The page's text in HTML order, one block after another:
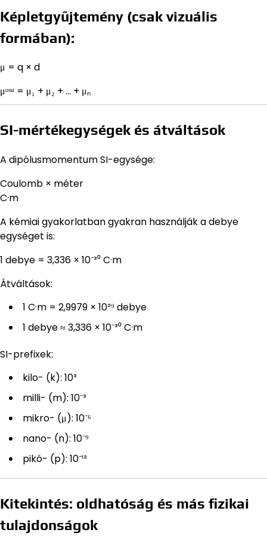
Képletgyűjtemény (csak vizuális
formában):
μ = q × d
μᵒˢˢᶻ = μ₁ + μ₂ + … + μₙ
SI-mértékegységek és átváltások
A dipólusmomentum SI-egysége:
Coulomb × méter
C·m
A kémiai gyakorlatban gyakran használják a debye
egységet is:
1 debye = 3,336 × 10⁻³⁰ C·m
Átváltások:
1 C·m = 2,9979 × 10²⁹ debye
1 debye ≈ 3,336 × 10⁻³⁰ C·m
SI-prefixek:
kilo- (k): 10³
milli- (m): 10⁻³
mikro- (μ): 10⁻⁶
nano- (n): 10⁻⁹
pikó- (p): 10⁻¹²
Kitekintés: oldhatóság és más fizikai
tulajdonságok